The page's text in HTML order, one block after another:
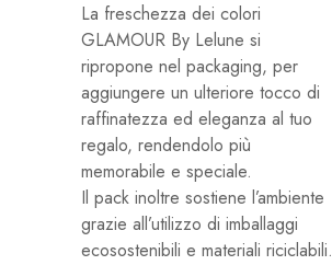
La freschezza dei colori
GLAMOUR By Lelune si
ripropone nel packaging, per
aggiungere un ulteriore tocco di
raffinatezza ed eleganza al tuo
regalo, rendendolo più
memorabile e speciale.
Il pack inoltre sostiene l’ambiente
grazie all’utilizzo di imballaggi
ecosostenibili e materiali riciclabili.